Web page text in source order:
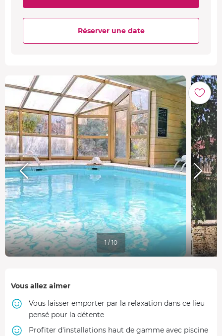
Réserver une date
1 / 10
Vous allez aimer
Vous laisser emporter par la relaxation dans ce lieu
pensé pour la détente
Profiter d'installations haut de gamme avec piscine